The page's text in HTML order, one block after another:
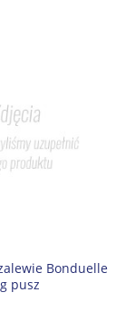
Bonduelle
pusz